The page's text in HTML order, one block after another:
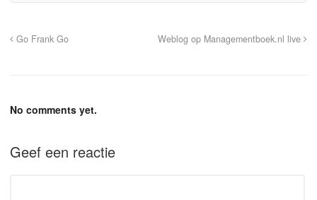
Go Frank Go Weblog op Managementboek.nl live
No comments yet.
Geef een reactie